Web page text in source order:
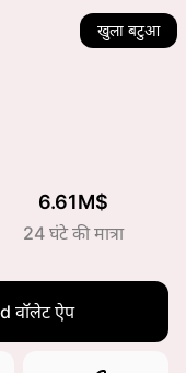
खुला बटुआ
6.61M$
24 घंटे की मात्रा
वॉलेट ऐप